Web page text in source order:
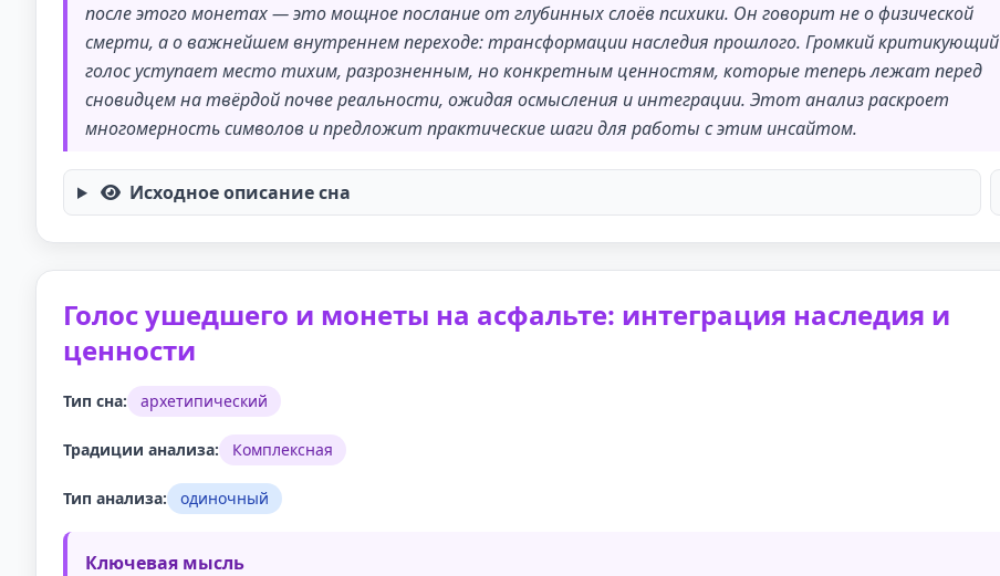
после этого монетах — это мощное послание от глубинных слоёв психики. Он говорит не о физической
смерти, а о важнейшем внутреннем переходе: трансформации наследия прошлого. Громкий критикующий
голос уступает место тихим, разрозненным, но конкретным ценностям, которые теперь лежат перед
сновидцем на твёрдой почве реальности, ожидая осмысления и интеграции. Этот анализ раскроет
многомерность символов и предложит практические шаги для работы с этим инсайтом.
Исходное описание сна
Голос ушедшего и монеты на асфальте: интеграция наследия и
ценности
Тип сна: архетипический
Традиции анализа: Комплексная
Тип анализа: одиночный
Ключевая мысль